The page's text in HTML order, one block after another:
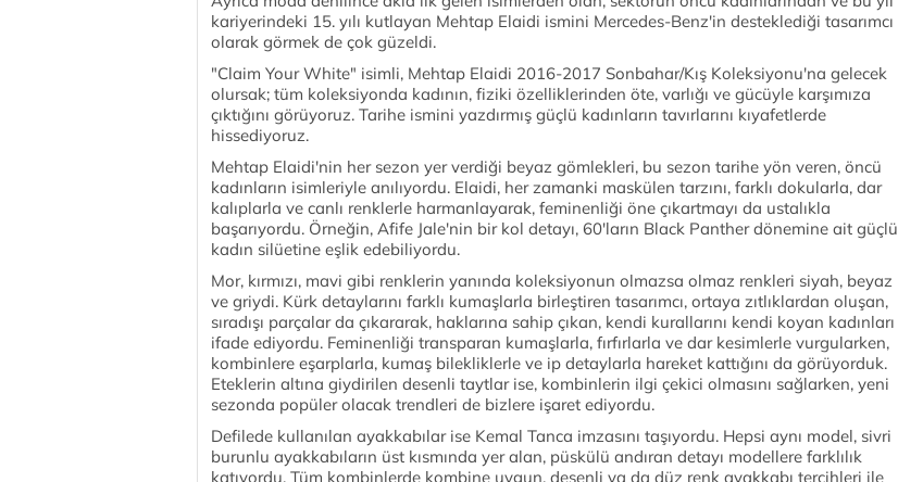
kariyerindeki 15. yılı kutlayan Mehtap Elaidi ismini Mercedes-Benz'in desteklediği tasarımcı
olarak görmek de çok güzeldi.
"Claim Your White" isimli, Mehtap Elaidi 2016-2017 Sonbahar/Kış Koleksiyonu'na gelecek
olursak; tüm koleksiyonda kadının, fiziki özelliklerinden öte, varlığı ve gücüyle karşımıza
çıktığını görüyoruz. Tarihe ismini yazdırmış güçlü kadınların tavırlarını kıyafetlerde
hissediyoruz.
Mehtap Elaidi'nin her sezon yer verdiği beyaz gömlekleri, bu sezon tarihe yön veren, öncü
kadınların isimleriyle anılıyordu. Elaidi, her zamanki maskülen tarzını, farklı dokularla, dar
kalıplarla ve canlı renklerle harmanlayarak, feminenliği öne çıkartmayı da ustalıkla
başarıyordu. Örneğin, Afife Jale'nin bir kol detayı, 60'ların Black Panther dönemine ait güçlü
kadın silüetine eşlik edebiliyordu.
Mor, kırmızı, mavi gibi renklerin yanında koleksiyonun olmazsa olmaz renkleri siyah, beyaz
ve griydi. Kürk detaylarını farklı kumaşlarla birleştiren tasarımcı, ortaya zıtlıklardan oluşan,
sıradışı parçalar da çıkararak, haklarına sahip çıkan, kendi kurallarını kendi koyan kadınları
ifade ediyordu. Feminenliği transparan kumaşlarla, fırfırlarla ve dar kesimlerle vurgularken,
kombinlere eşarplarla, kumaş bilekliklerle ve ip detaylarla hareket kattığını da görüyorduk.
Eteklerin altına giydirilen desenli taytlar ise, kombinlerin ilgi çekici olmasını sağlarken, yeni
sezonda popüler olacak trendleri de bizlere işaret ediyordu.
Defilede kullanılan ayakkabılar ise Kemal Tanca imzasını taşıyordu. Hepsi aynı model, sivri
burunlu ayakkabıların üst kısmında yer alan, püskülü andıran detayı modellere farklılık
katıyordu. Tüm kombinlerde kombine uygun, desenli ya da düz renk ayakkabı tercihleri ile